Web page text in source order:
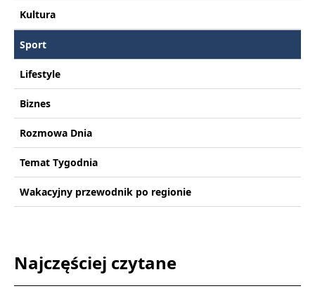
Kultura
Sport
Lifestyle
Biznes
Rozmowa Dnia
Temat Tygodnia
Wakacyjny przewodnik po regionie
Najczęściej czytane